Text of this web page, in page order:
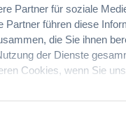
Partner für soziale
Partner führen diese
die Sie ihnen
der Dienste
Cookies, wenn Sie